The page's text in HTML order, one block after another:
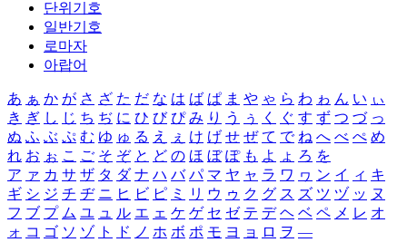
단위기호
일반기호
로마자
아랍어
あ ぁ か が さ ざ た だ な は ば ぱ ま や ゃ ら わ ゎ ん い ぃ
き ぎ し じ ち ぢ に ひ び ぴ み り う ぅ く ぐ す ず つ づ っ
ぬ ふ ぶ ぷ む ゆ ゅ る え ぇ け げ せ ぜ て で ね へ べ ぺ め
れ お ぉ こ ご そ ぞ と ど の ほ ぼ ぽ も よ ょ ろ を
ア ァ カ サ ザ タ ダ ナ ハ バ パ マ ヤ ャ ラ ワ ヮ ン イ ィ キ
ギ シ ジ チ ヂ ニ ヒ ビ ピ ミ リ ウ ゥ ク グ ス ズ ツ ヅ ッ ヌ
フ ブ プ ム ユ ュ ル エ ェ ケ ゲ セ ゼ テ デ ヘ ベ ペ メ レ オ
ォ コ ゴ ソ ゾ ト ド ノ ホ ボ ポ モ ヨ ョ ロ ヲ ―